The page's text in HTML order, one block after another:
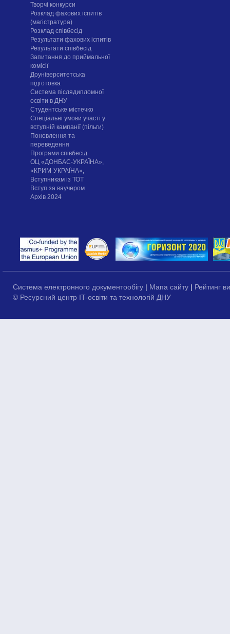
Творчі конкурси
Розклад фахових іспитів
(магістратура)
Розклад співбесід
Результати фахових іспитів
Результати співбесід
Запитання до приймальної
комісії
Доуніверситетська
підготовка
Система післядипломної
освіти в ДНУ
Cтудентське містечко
Спеціальні умови участі у
вступній кампанії (пільги)
Поновлення та
переведення
Програми співбесід
ОЦ «ДОНБАС-УКРАЇНА»,
«КРИМ-УКРАЇНА»,
Вступникам із ТОТ
Вступ за ваучером
Архів 2024
Система електронного документообігу | Мапа сайту | Рейтинг
© Ресурсний центр IT-освіти та технологій ДНУ